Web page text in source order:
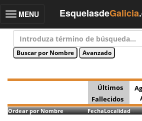
Toggle
MENU EsquelasdeGalicia
Últimos
Fallecidos
Ordear por Nombre FechaLocalidad